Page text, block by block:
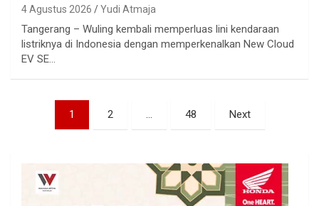
4 Agustus 2026 Yudi Atmaja
Tangerang – Wuling kembali memperluas lini kendaraan
listriknya di Indonesia dengan memperkenalkan New Cloud
EV SE…
Paginasi
1 2 … 48 Next